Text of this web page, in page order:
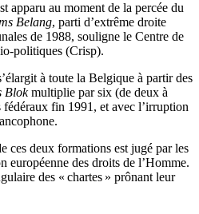
apparu au moment de la percée du
Belang, parti d’extrême droite
de 1988, souligne le Centre de
politiques (Crisp).
à toute la Belgique à partir des
Blokmultiplie par six (de deux à
fédéraux fin 1991, et avec l’irruption
ces deux formations est jugé par les
européenne des droits de l’Homme.
des « chartes » prônant leur